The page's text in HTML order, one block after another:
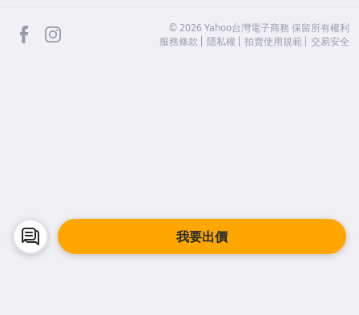
我要出價
facebook ©2026 Yahoo台灣電子商務 保留所有權利
服務條款
隱私權 拍賣使用規範 交易安全